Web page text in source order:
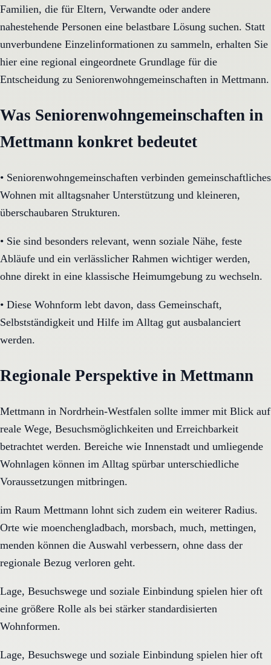
Familien, die für Eltern, Verwandte oder andere
nahestehende Personen eine belastbare Lösung suchen. Statt
unverbundene Einzelinformationen zu sammeln, erhalten Sie
hier eine regional eingeordnete Grundlage für die
Entscheidung zu Seniorenwohngemeinschaften in Mettmann.
Was Seniorenwohngemeinschaften in
Mettmann konkret bedeutet
• Seniorenwohngemeinschaften verbinden gemeinschaftliches
Wohnen mit alltagsnaher Unterstützung und kleineren,
überschaubaren Strukturen.
• Sie sind besonders relevant, wenn soziale Nähe, feste
Abläufe und ein verlässlicher Rahmen wichtiger werden,
ohne direkt in eine klassische Heimumgebung zu wechseln.
• Diese Wohnform lebt davon, dass Gemeinschaft,
Selbstständigkeit und Hilfe im Alltag gut ausbalanciert
werden.
Regionale Perspektive in Mettmann
Mettmann in Nordrhein-Westfalen sollte immer mit Blick auf
reale Wege, Besuchsmöglichkeiten und Erreichbarkeit
betrachtet werden. Bereiche wie Innenstadt und umliegende
Wohnlagen können im Alltag spürbar unterschiedliche
Voraussetzungen mitbringen.
im Raum Mettmann lohnt sich zudem ein weiterer Radius.
Orte wie moenchengladbach, morsbach, much, mettingen,
menden können die Auswahl verbessern, ohne dass der
regionale Bezug verloren geht.
Lage, Besuchswege und soziale Einbindung spielen hier oft
eine größere Rolle als bei stärker standardisierten
Wohnformen.
Lage, Besuchswege und soziale Einbindung spielen hier oft